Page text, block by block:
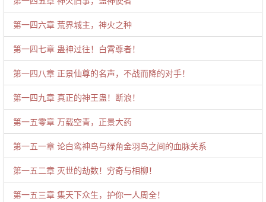
第一四六章 荒界城主，神火之种
第一四七章 蛊神过往！白霄尊者！
第一四八章 正景仙尊的名声，不战而降的对手！
第一四九章 真正的神王蛊！断浪！
第一五零章 万载空青，正景大药
第一五一章 论白鸾神鸟与绿角金羽鸟之间的血脉关系
第一五二章 灭世的劫数！穷奇与相柳！
第一五三章 集天下众生，护你一人周全！